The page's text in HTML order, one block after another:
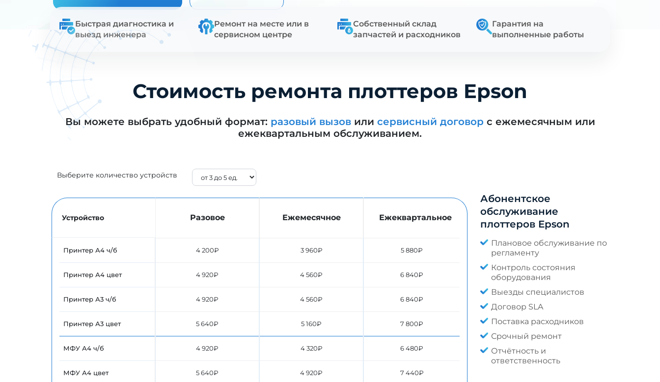
Быстрая диагностика и
выезд инженера
Ремонт на месте или в
сервисном центре
Собственный склад
запчастей и расходников
Гарантия на
выполненные работы
Стоимость ремонта плоттеров Epson
Вы можете выбрать удобный формат: разовый вызовили сервисный договор с ежемесячным или
ежеквартальным обслуживанием.
Выберите количество устройств
Устройство
Принтер А4 ч/б
Принтер А4 цвет
Принтер А3 ч/б
Принтер А3 цвет
МФУ А4 ч/б
МФУ А4 цвет
Разовое
4 200₽
4 920₽
4 920₽
5 640₽
4 920₽
5 640₽
Ежемесячное
3 960₽
4 560₽
4 560₽
5 160₽
4 320₽
4 920₽
Ежеквартальное
5 880₽
6 840₽
6 840₽
7 800₽
6 480₽
7 440₽
Абонентское
обслуживание
плоттеров Epson
Плановое обслуживание по
регламенту
Контроль состояния
оборудования
Выезды специалистов
Договор SLA
Поставка расходников
Срочный ремонт
Отчётность и
ответственность